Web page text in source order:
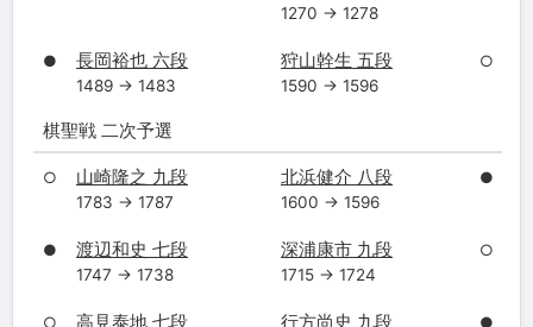
1270 → 1278
● 長岡裕也 六段
1489 → 1483
狩山幹生 五段
1590 → 1596
○
棋聖戦 二次予選
○ 山崎隆之 九段
1783 → 1787
北浜健介 八段
1600 → 1596
●
● 渡辺和史 七段
1747 → 1738
深浦康市 九段
1715 → 1724
○
○ 高見泰地 七段 行方尚史 九段 ●